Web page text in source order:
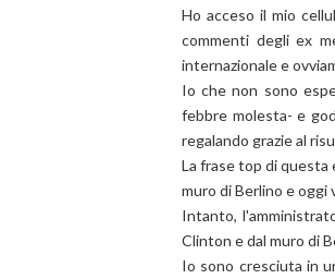
Ho acceso il mio
commenti degli ex
internazionale e
Io che non sono
febbre molesta- e
regalando grazie al
La frase top di questa
muro di Berlino e
Intanto,
Clinton e dal muro di
Io sono cresciuta in